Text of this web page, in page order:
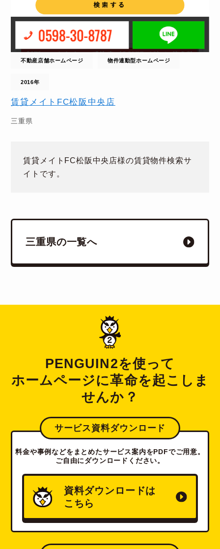
不動産店舗ホームページ 物件連動型ホームページ
2016年
賃貸メイトFC松阪中央店
三重県
賃貸メイトFC松阪中央店様の賃貸物件検索サ
イトです。
三重県の一覧へ
PENGUIN2を使って
ホームページに革命を起こしま
せんか？
サービス資料ダウンロード
料金や事例などをまとめたサービス案内をPDFでご用意。
ご自由にダウンロードください。
資料ダウンロードは
こちら